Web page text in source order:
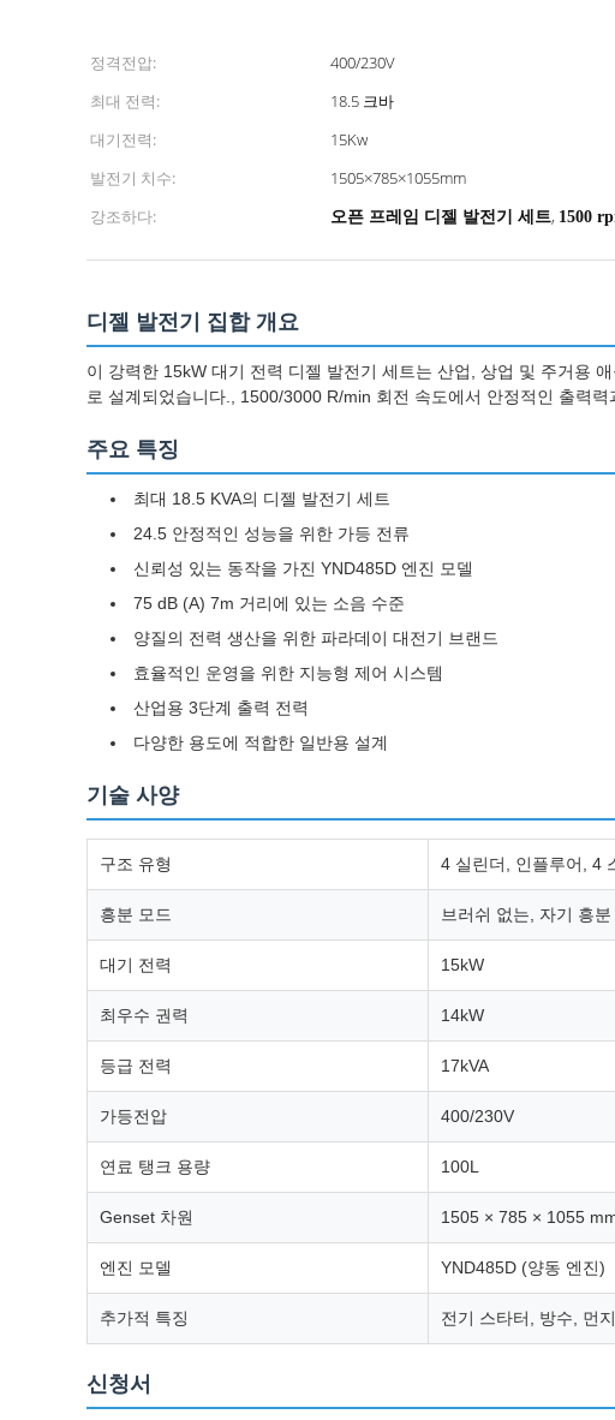
정격전압: 400/230V
최대 전력:
18.5 크바
대기전력:
15Kw
발전기 치수:
1505×785×1055mm
강조하다:
오픈 프레임 디젤 발전기 세트, 1500
디젤 발전기 집합 개요
이 강력한 15kW 대기 전력 디젤 발전기 세트는 산업, 상업 및 주거용
로 설계되었습니다., 1500/3000 R/min 회전 속도에서 안정적인 출력력
주요 특징
최대 18.5 KVA의 디젤 발전기 세트
24.5 안정적인 성능을 위한 가등 전류
신뢰성 있는 동작을 가진 YND485D 엔진 모델
75 dB (A) 7m 거리에 있는 소음 수준
양질의 전력 생산을 위한 파라데이 대전기 브랜드
효율적인 운영을 위한 지능형 제어 시스템
산업용 3단계 출력 전력
다양한 용도에 적합한 일반용 설계
기술 사양
구조 유형 4 실린더, 인플루어, 4
흥분 모드 브러쉬 없는, 자기 흥
대기 전력 15kW
최우수 권력 14kW
등급 전력 17kVA
가등전압 400/230V
연료 탱크 용량 100L
Genset 차원 1505 × 785 × 1055
엔진 모델 YND485D (양동 엔진)
추가적 특징 전기 스타터, 방수, 먼
신청서